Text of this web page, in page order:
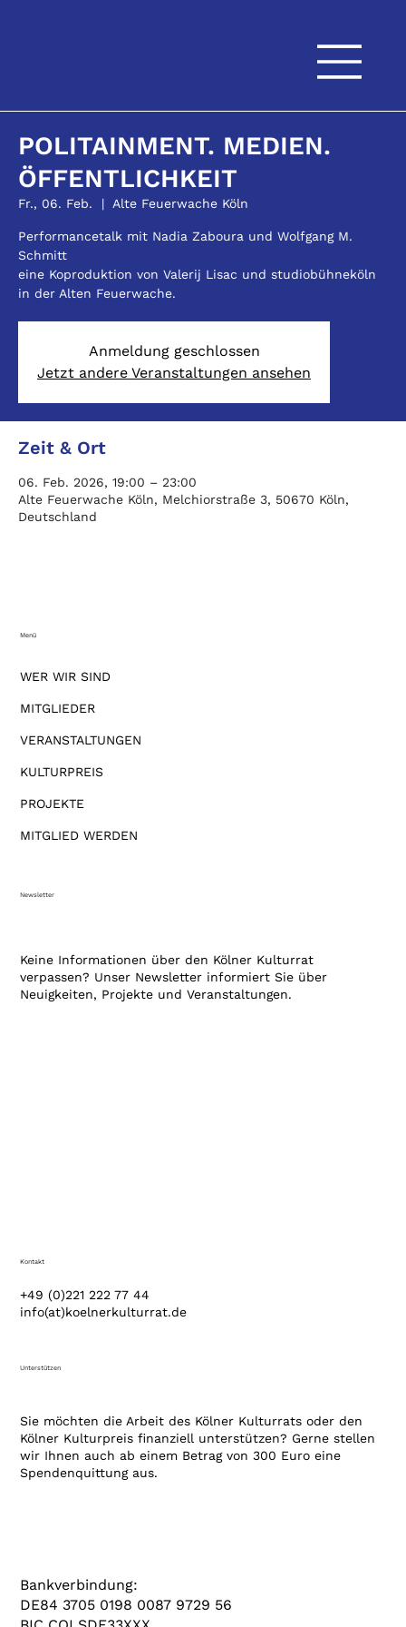
POLITAINMENT. MEDIEN.
ÖFFENTLICHKEIT
Fr., 06. Feb.
  |
Alte Feuerwache Köln
Performancetalk mit Nadia Zaboura und Wolfgang M.
Schmitt
eine Koproduktion von Valerij Lisac und studiobühneköln
in der Alten Feuerwache.
Anmeldung geschlossen
Jetzt andere Veranstaltungen ansehen
Zeit & Ort
06. Feb. 2026, 19:00 – 23:00
Alte Feuerwache Köln, Melchiorstraße 3, 50670 Köln,
Deutschland
WER WIR SIND
MITGLIEDER
VERANSTALTUNGEN
KULTURPREIS
PROJEKTE
MITGLIED WERDEN
Menü
Newsletter
Keine Informationen über den Kölner Kulturrat
verpassen? Unser Newsletter informiert Sie über
Neuigkeiten, Projekte und Veranstaltungen.
+49 (0)221 222 77 44
info(at)koelnerkulturrat.de
Kontakt
Bankverbindung:
DE84 3705 0198 0087 9729 56
Unterstützen
Sie möchten die Arbeit des Kölner Kulturrats oder den
Kölner Kulturpreis finanziell unterstützen? Gerne stellen
wir Ihnen auch ab einem Betrag von 300 Euro eine
Spendenquittung aus.